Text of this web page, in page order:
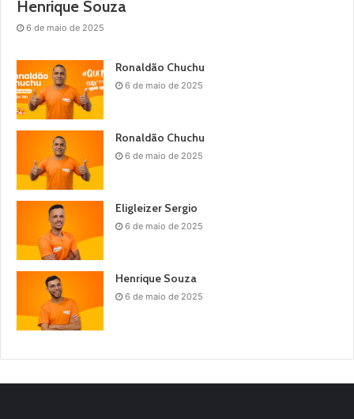
Henrique Souza
6 de maio de 2025
Ronaldão Chuchu
6 de maio de 2025
Ronaldão Chuchu
6 de maio de 2025
Eligleizer Sergio
6 de maio de 2025
Henrique Souza
6 de maio de 2025